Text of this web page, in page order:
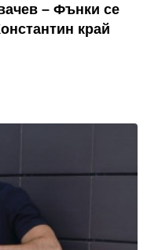
– Фънки се
край